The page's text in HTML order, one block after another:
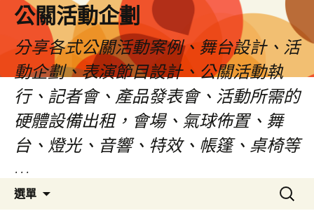
公關活動企劃
分享各式公關活動案例、舞台設計、活
動企劃、表演節目設計、公關活動執
行、記者會、產品發表會、活動所需的
硬體設備出租，會場、氣球佈置、舞
台、燈光、音響、特效、帳篷、桌椅等
…
選單
搜
尋